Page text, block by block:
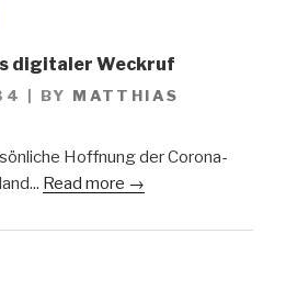
digitaler Weckruf
BY MATTHIAS
Hoffnung der Corona-
Read more →